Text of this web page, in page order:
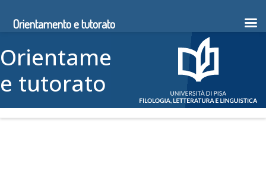
Orientamento
e tutorato
Orientamento e tutorato